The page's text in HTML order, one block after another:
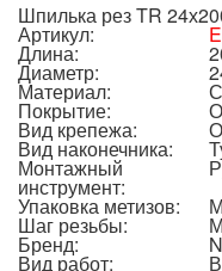
Шпилька рез TR
Артикул:
Длина:
Диаметр:
Материал:
Покрытие:
Вид крепежа:
Вид наконечника:
Монтажный
инструмент:
Упаковка метизов:
Шаг резьбы:
Бренд:
Вид работ: